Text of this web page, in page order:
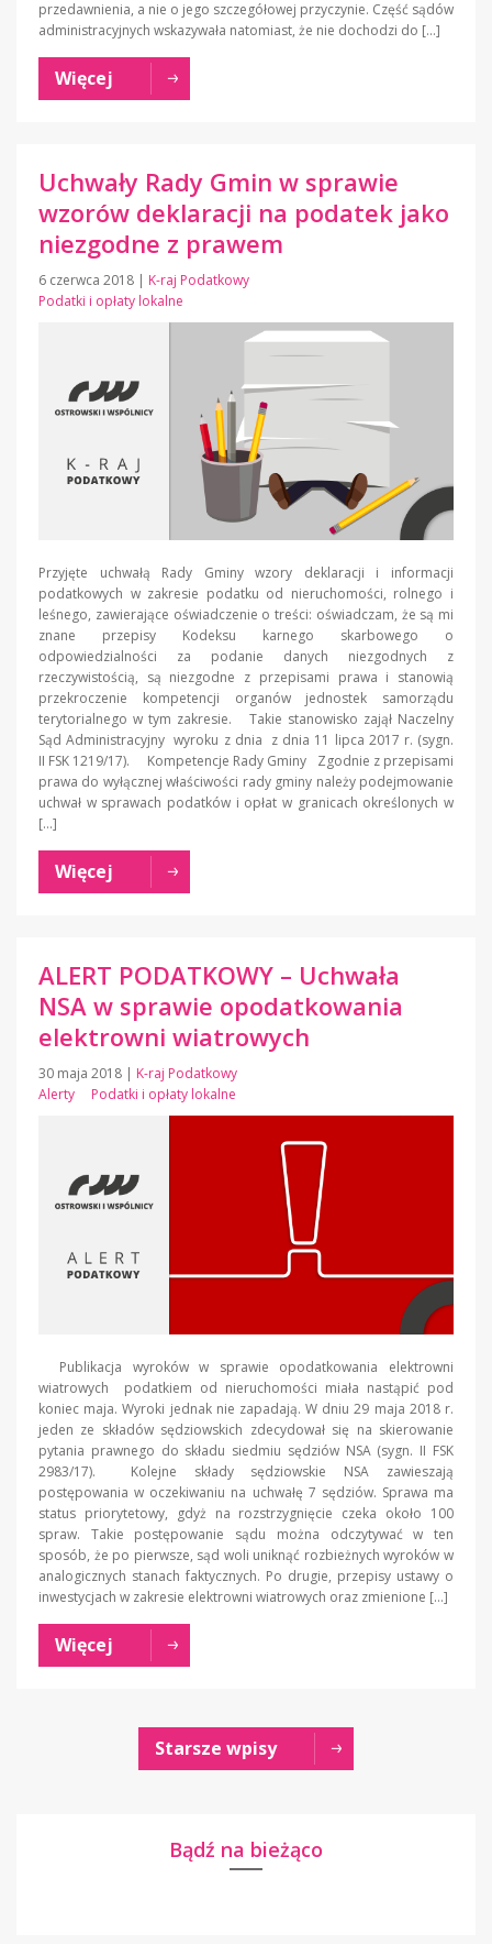
przedawnienia, a nie o jego szczegółowej przyczynie. Część sądów
administracyjnych wskazywała natomiast, że nie dochodzi do […]
Więcej
Uchwały Rady Gmin w sprawie
wzorów deklaracji na podatek jako
niezgodne z prawem
6 czerwca 2018 | K-raj Podatkowy
Podatki i opłaty lokalne
Przyjęte uchwałą Rady Gminy wzory deklaracji i informacji
podatkowych w zakresie podatku od nieruchomości, rolnego i
leśnego, zawierające oświadczenie o treści: oświadczam, że są mi
znane przepisy Kodeksu karnego skarbowego o
odpowiedzialności za podanie danych niezgodnych z
rzeczywistością, są niezgodne z przepisami prawa i stanowią
przekroczenie kompetencji organów jednostek samorządu
terytorialnego w tym zakresie. Takie stanowisko zajął Naczelny
Sąd Administracyjny wyroku z dnia z dnia 11 lipca 2017 r. (sygn.
II FSK 1219/17). Kompetencje Rady Gminy Zgodnie z przepisami
prawa do wyłącznej właściwości rady gminy należy podejmowanie
uchwał w sprawach podatków i opłat w granicach określonych w
[…]
Więcej
ALERT PODATKOWY – Uchwała
NSA w sprawie opodatkowania
elektrowni wiatrowych
30 maja 2018 | K-raj Podatkowy
Alerty
Podatki i opłaty lokalne
Publikacja wyroków w sprawie opodatkowania elektrowni
wiatrowych podatkiem od nieruchomości miała nastąpić pod
koniec maja. Wyroki jednak nie zapadają. W dniu 29 maja 2018 r.
jeden ze składów sędziowskich zdecydował się na skierowanie
pytania prawnego do składu siedmiu sędziów NSA (sygn. II FSK
2983/17). Kolejne składy sędziowskie NSA zawieszają
postępowania w oczekiwaniu na uchwałę 7 sędziów. Sprawa ma
status priorytetowy, gdyż na rozstrzygnięcie czeka około 100
spraw. Takie postępowanie sądu można odczytywać w ten
sposób, że po pierwsze, sąd woli uniknąć rozbieżnych wyroków w
analogicznych stanach faktycznych. Po drugie, przepisy ustawy o
inwestycjach w zakresie elektrowni wiatrowych oraz zmienione […]
Więcej
Starsze wpisy
Bądź na bieżąco